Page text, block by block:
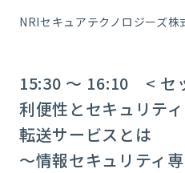
NRIセキュアテクノロジーズ株
15:30 ～ 16:10 < セ
利便性とセキュリテ
転送サービスとは
～情報セキュリティ